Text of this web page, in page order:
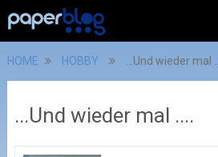
HOME HOBBY ...Und wieder mal ....
...Und wieder mal ....